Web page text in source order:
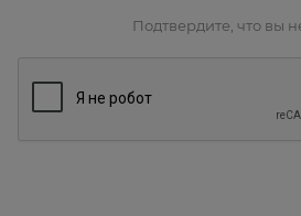
Подтвердите, что вы